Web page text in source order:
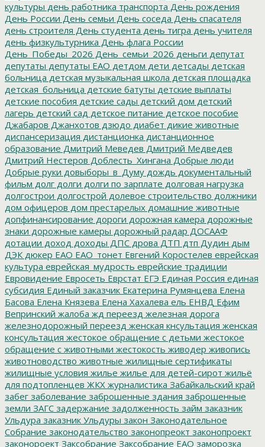
культуры день работника транспорта День рождения
День России День семьи День соседа День спасателя
день строителя День студента день тигра день учителя
день физкультурника День флага России
День_Победы_2026 День_семьи_2026 деньги депутат
депутаты депутаты ЕАО детдом дети детсады детская
больница детская музыкальная школа детская площадка
детская_больница детские батуты детские выплаты
детские пособия детские сады детский дом детский
лагерь детский сад детское питание детское пособие
Джабаров Джанхотов дзюдо диабет дикие животные
диспансеризация дистанционка дистанционное
образование Дмитрий Меведев Дмитрий Медведев
Дмитрий Нестеров Доблесть_Хингана Добрые люди
Добрые руки довыборы_в_Думу дождь документальный
фильм долг долги долги по зарплате долговая нагрузка
долгострои долгострой долевое строительство должники
дом офицеров дом престарелых домашние животные
допфинансирование дороги дорожная камера дорожные
знаки дорожные камеры дорожный радар ДОСААФ
дотации доход доходы ДПС дрова ДТП дтп Дудин дым
ДЭК дюкер ЕАО ЕАО_тонет Евгений Коростелев еврейская
культура еврейская_мудрость еврейские традиции
Евровидение Евросеть Еврстат ЕГЭ Единая Россия единая
субсидия Единый заказчик Екатерина Румянцева Елена
Басова Елена Князева Елена Хахалева ель ЕНВД Ефим
Вепринский жалоба жд переезд железная дорога
железнодорожный переезд женская кнсультация женская
консультация жестокое обращение с детьми жестокое
обращение с животными жестокость живодер живопись
животноводство животные жилищные сертификаты
жилищные условия жилье жилье для детей-сирот жильё
для подтопленцев ЖКХ журналистика Забайкальский край
забег заболевание заброшенные здания заброшенные
земли ЗАГС задержание задолженность займ заказник
Ульдура заказник Ульдуры закон Законодательное
Собрание законодательство законопреокт законопроект
законороект Заксобрание Заксобрание ЕАО заморозка